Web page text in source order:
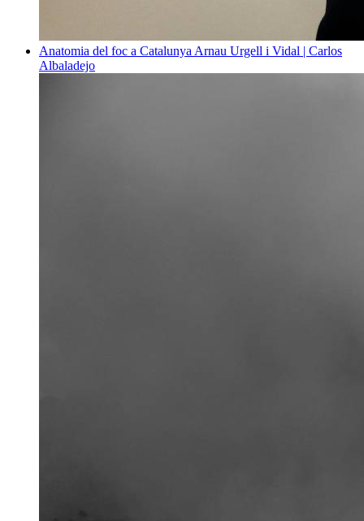
Anatomia del foc a Catalunya Arnau Urgell i Vidal | Carlos
Albaladejo